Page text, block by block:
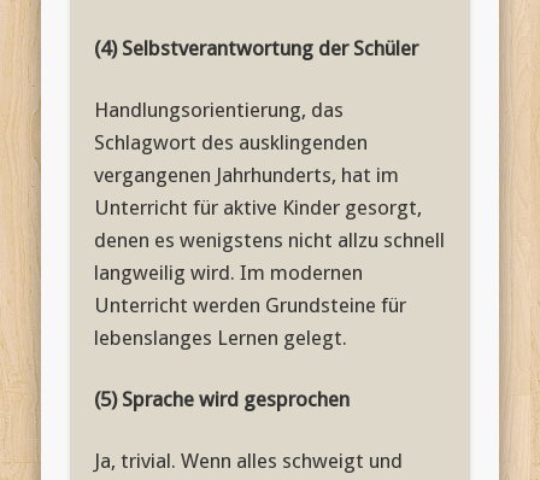
(4) Selbstverantwortung der Schüler
Handlungsorientierung, das
Schlagwort des ausklingenden
vergangenen Jahrhunderts, hat im
Unterricht für aktive Kinder gesorgt,
denen es wenigstens nicht allzu schnell
langweilig wird. Im modernen
Unterricht werden Grundsteine für
lebenslanges Lernen gelegt.
(5) Sprache wird gesprochen
Ja, trivial. Wenn alles schweigt und